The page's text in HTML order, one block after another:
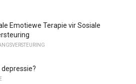
Emotiewe Terapie vir Sosiale
depressie?